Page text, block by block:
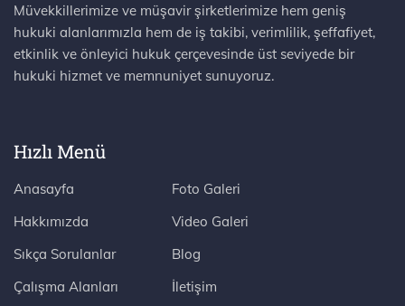
Müvekkillerimize ve müşavir şirketlerimize hem geniş
hukuki alanlarımızla hem de iş takibi, verimlilik, şeffafiyet,
etkinlik ve önleyici hukuk çerçevesinde üst seviyede bir
hukuki hizmet ve memnuniyet sunuyoruz.
Hızlı Menü
Anasayfa
Hakkımızda
Sıkça Sorulanlar
Çalışma Alanları
Foto Galeri
Video Galeri
Blog
İletişim